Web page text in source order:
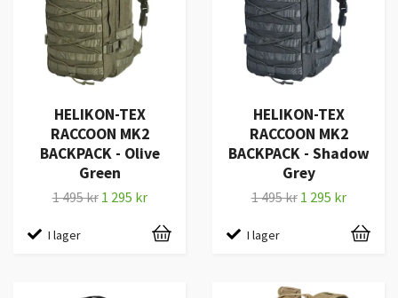
HELIKON-TEX
RACCOON MK2
BACKPACK - Olive
Green
1 495 kr 1 295 kr
I lager
HELIKON-TEX
RACCOON MK2
BACKPACK - Shadow
Grey
1 495 kr 1 295 kr
I lager